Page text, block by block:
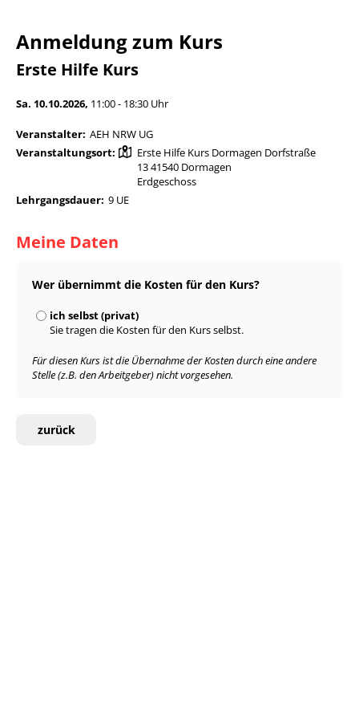
Anmeldung zum Kurs
Erste Hilfe Kurs
Sa. 10.10.2026, 11:00 - 18:30 Uhr
Veranstalter: AEH NRW UG
Veranstaltungsort:
Erste Hilfe Kurs Dormagen Dorfstraße
13 41540 Dormagen
Erdgeschoss
Lehrgangsdauer: 9 UE
Meine Daten
Wer übernimmt die Kosten für den Kurs?
ich selbst (privat)
Sie tragen die Kosten für den Kurs selbst.
Für diesen Kurs ist die Übernahme der Kosten durch eine andere
Stelle (z.B. den Arbeitgeber) nicht vorgesehen.
zurück